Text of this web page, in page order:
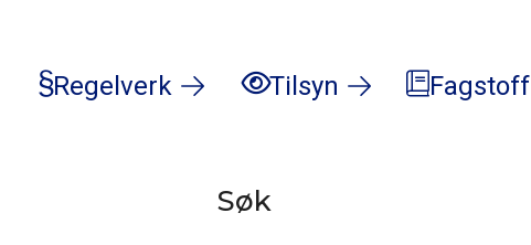
Regelverk Tilsyn Fagstoff
Søk